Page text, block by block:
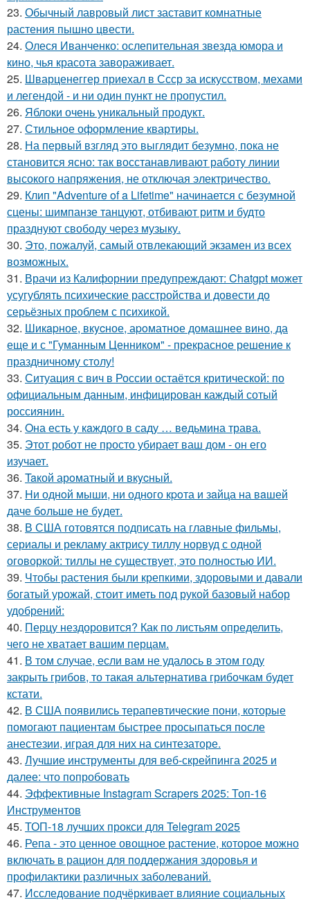
23. Обычный лавровый лист заставит комнатные
растения пышно цвести.
24. Олеся Иванченко: ослепительная звезда юмора и
кино, чья красота завораживает.
25. Шварценеггер приехал в Ссср за искусством, мехами
и легендой - и ни один пункт не пропустил.
26. Яблоки очень уникальный продукт.
27. Стильное оформление квартиры.
28. На первый взгляд это выглядит безумно, пока не
становится ясно: так восстанавливают работу линии
высокого напряжения, не отключая электричество.
29. Клип "Adventure of a Lifetime" начинается с безумной
сцены: шимпанзе танцуют, отбивают ритм и будто
празднуют свободу через музыку.
30. Это, пожалуй, самый отвлекающий экзамен из всех
возможных.
31. Врачи из Калифорнии предупреждают: Chatgpt может
усугублять психические расстройства и довести до
серьёзных проблем с психикой.
32. Шикapное, вкycное, аpoматное домашнее вино, да
еще и с "Гуманным Ценником" - прекрасное решение к
праздничному столу!
33. Ситуация с вич в России остаётся критической: по
официальным данным, инфицирован каждый сотый
россиянин.
34. Oна есть у кaждого в саду … вeдьмина трава.
35. Этот робот не просто убирает ваш дом - он его
изучает.
36. Taкой арoматный и вкycный.
37. Hи однoй мыши, ни однoго кpoта и зaйца на вaшей
даче бoльше не бyдет.
38. В США готовятся подписать на главные фильмы,
сериалы и рекламу актрису тиллу норвуд с одной
оговоркой: тиллы не существует, это полностью ИИ.
39. Чтобы растения были крепкими, здоровыми и давали
богатый урожай, стоит иметь под рукой базовый набор
удобрений:
40. Перцу нездоровится? Как по листьям определить,
чего не хватает вашим перцам.
41. В том случае, если вам не удалось в этом году
закрыть грибов, то такая альтернатива грибочкам будет
кстати.
42. В США появились терапевтические пони, которые
помогают пациентам быстрее просыпаться после
анестезии, играя для них на синтезаторе.
43. Лучшие инструменты для веб-скрейпинга 2025 и
далее: что попробовать
44. Эффективные Instagram Scrapers 2025: Топ-16
Инструментов
45. ТОП-18 лучших прокси для Telegram 2025
46. Репа - это ценное овощное растение, которое можно
включать в рацион для поддержания здоровья и
профилактики различных заболеваний.
47. Исследование подчёркивает влияние социальных